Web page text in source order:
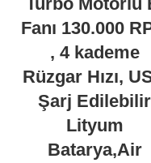
Fanı 130.000
, 4 kademe
Rüzgar Hızı,
Şarj Edilebilir
Lityum
Batarya,Air